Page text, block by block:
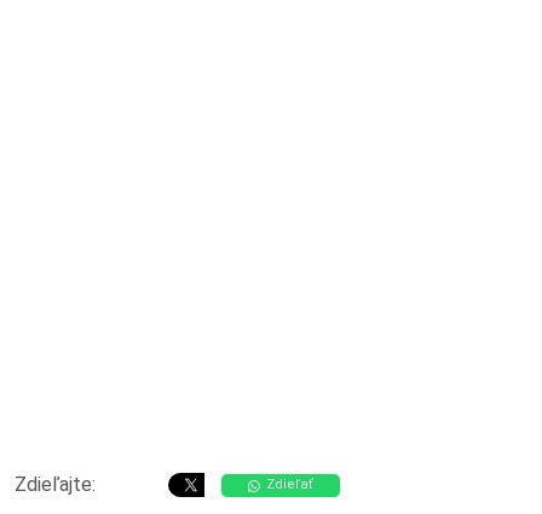
Zdieľajte: Zdieľať